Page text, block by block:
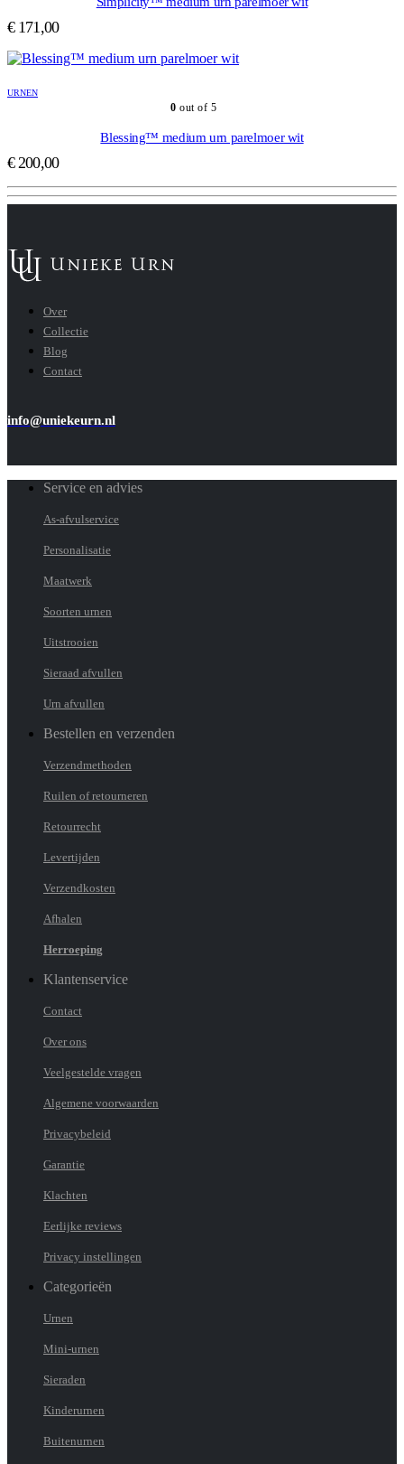
€171,00
URNEN
0 out of 5
Blessing™ medium urn parelmoer wit
€200,00
Over
Collectie
Blog
Contact
info@uniekeurn.nl
Service en advies
As-afvulservice
Personalisatie
Maatwerk
Soorten urnen
Uitstrooien
Sieraad afvullen
Urn afvullen
Bestellen en verzenden
Verzendmethoden
Ruilen of retourneren
Retourrecht
Levertijden
Verzendkosten
Afhalen
Herroeping
Klantenservice
Contact
Over ons
Veelgestelde vragen
Algemene voorwaarden
Privacybeleid
Garantie
Klachten
Eerlijke reviews
Privacy instellingen
Categorieën
Urnen
Mini-urnen
Sieraden
Kinderurnen
Buitenurnen